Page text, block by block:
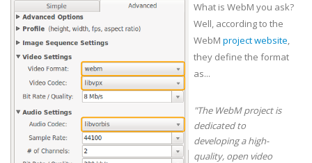
What is WebM you ask?
Well, according to the
WebM project website,
they define the format
as...
"The WebM project is
dedicated to
developing a high-
quality, open video